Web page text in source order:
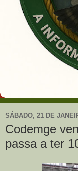
SÁBADO, 21 DE
Codemge
passa a ter